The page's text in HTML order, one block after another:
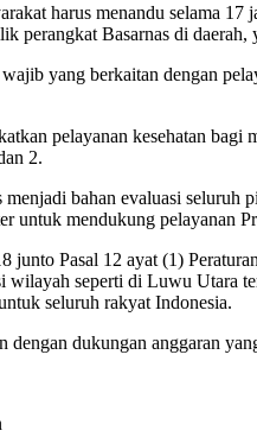
harus menandu selama
perangkat Basarnas di
yang berkaitan dengan
pelayanan kesehatan
2.
bahan evaluasi
untuk mendukung pelayanan
junto Pasal 12 ayat (1)
seperti di Luwu Utara
seluruh rakyat Indonesia.
dengan dukungan anggaran